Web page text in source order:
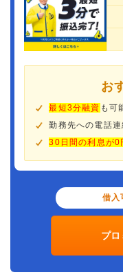
お
最短3分融資 も可
勤務先への電話連
30日間の利息が0
借入
プロ